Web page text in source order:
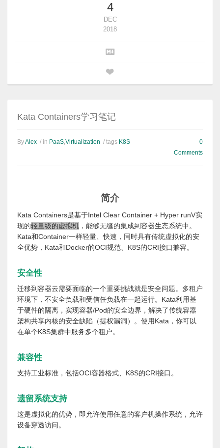
4
DEC
2018
Kata Containers学习笔记
ByAlex / in PaaS,Virtualization / tags K8S
0
Comments
简介
Kata Containers是基于Intel Clear Container + Hyper runV实
现的轻量级的虚拟机 ，能够无缝的集成到容器生态系统中。
Kata和Container一样轻量、快速，同时具有传统虚拟化的安
全优势，Kata和Docker的OCI规范、K8S的CRI接口兼容。
安全性
迁移到容器云需要面临的一个重要挑战就是安全问题。多租户
环境下，不安全负载和受信任负载在一起运行。Kata利用基
于硬件的隔离，实现容器/Pod的安全边界，解决了传统容器
架构共享内核的安全缺陷（提权漏洞）。使用Kata，你可以
在单个K8S集群中服务多个租户。
兼容性
支持工业标准，包括OCI容器格式、K8S的CRI接口。
遗留系统支持
这是虚拟化的优势，即允许使用任意的客户机操作系统，允许
设备穿透访问。